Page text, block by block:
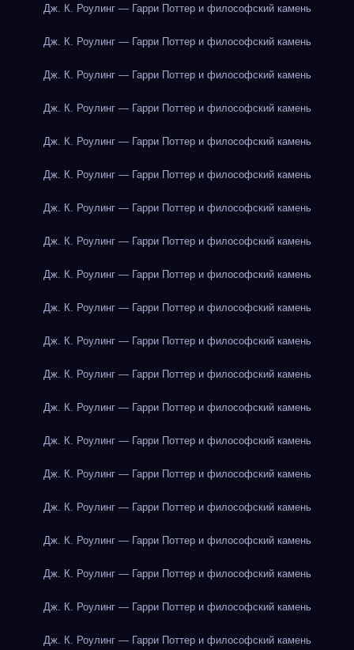
Дж. К. Роулинг — Гарри Поттер и философский камень
Дж. К. Роулинг — Гарри Поттер и философский камень
Дж. К. Роулинг — Гарри Поттер и философский камень
Дж. К. Роулинг — Гарри Поттер и философский камень
Дж. К. Роулинг — Гарри Поттер и философский камень
Дж. К. Роулинг — Гарри Поттер и философский камень
Дж. К. Роулинг — Гарри Поттер и философский камень
Дж. К. Роулинг — Гарри Поттер и философский камень
Дж. К. Роулинг — Гарри Поттер и философский камень
Дж. К. Роулинг — Гарри Поттер и философский камень
Дж. К. Роулинг — Гарри Поттер и философский камень
Дж. К. Роулинг — Гарри Поттер и философский камень
Дж. К. Роулинг — Гарри Поттер и философский камень
Дж. К. Роулинг — Гарри Поттер и философский камень
Дж. К. Роулинг — Гарри Поттер и философский камень
Дж. К. Роулинг — Гарри Поттер и философский камень
Дж. К. Роулинг — Гарри Поттер и философский камень
Дж. К. Роулинг — Гарри Поттер и философский камень
Дж. К. Роулинг — Гарри Поттер и философский камень
Дж. К. Роулинг — Гарри Поттер и философский камень